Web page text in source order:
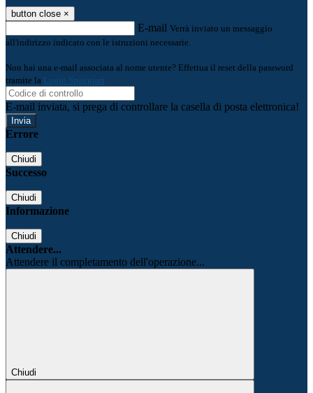
button close ×
E-mail Verrà inviato un messaggio
all'indirizzo indicato con le istruzioni necessarie.
Non hai una e-mail associata al nome utente? Effettua il reset della password
tramite la Login Spaggiari
E-mail inviata, si prega di controllare la casella di posta elettronica!
Errore
Chiudi
Successo
Chiudi
Informazione
Chiudi
Attendere...
Attendere il completamento dell'operazione...
Chiudi